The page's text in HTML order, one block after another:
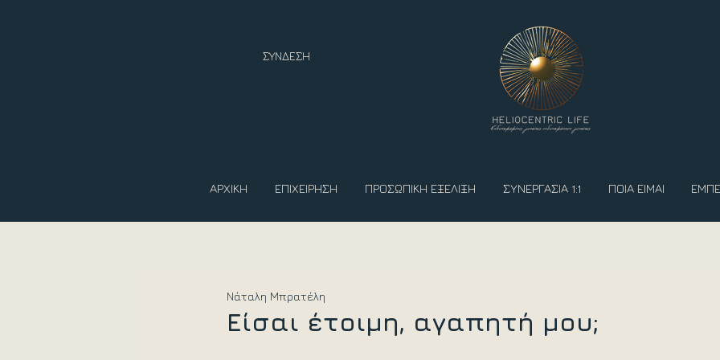
ΣΥΝΔΕΣΗ
ΑΡΧΙΚΗ ΕΠΙΧΕΙΡΗΣΗ ΠΡΟΣΩΠΙΚΗ ΕΞΕΛΙΞΗ ΣΥΝΕΡΓΑΣΙΑ 1:1 ΠΟΙΑ ΕΙΜΑΙ
Είσαι έτοιμη, αγαπητή μου;
Νάταλη Μπρατέλη